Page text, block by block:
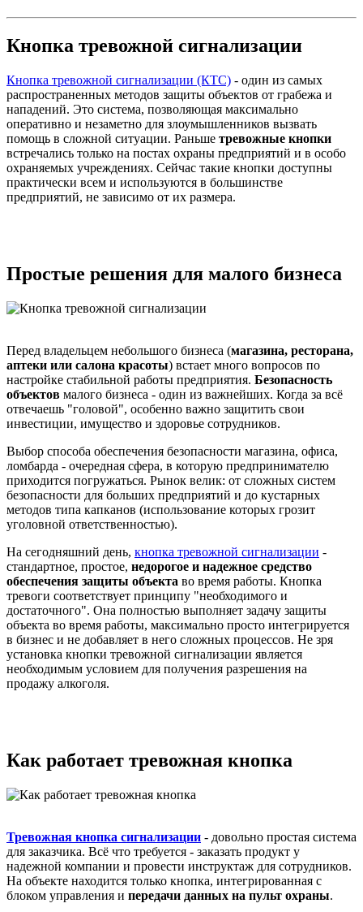
Кнопка тревожной сигнализации
Кнопка тревожной сигнализации (КТС) - один из самых
распространенных методов защиты объектов от грабежа и
нападений. Это система, позволяющая максимально
оперативно и незаметно для злоумышленников вызвать
помощь в сложной ситуации. Раньше тревожные кнопки
встречались только на постах охраны предприятий и в особо
охраняемых учреждениях. Сейчас такие кнопки доступны
практически всем и используются в большинстве
предприятий, не зависимо от их размера.
Простые решения для малого бизнеса
Перед владельцем небольшого бизнеса (магазина, ресторана,
аптеки или салона красоты) встает много вопросов по
настройке стабильной работы предприятия. Безопасность
объектов малого бизнеса - один из важнейших. Когда за всё
отвечаешь "головой", особенно важно защитить свои
инвестиции, имущество и здоровье сотрудников.
Выбор способа обеспечения безопасности магазина, офиса,
ломбарда - очередная сфера, в которую предпринимателю
приходится погружаться. Рынок велик: от сложных систем
безопасности для больших предприятий и до кустарных
методов типа капканов (использование которых грозит
уголовной ответственностью).
На сегодняшний день, кнопка тревожной сигнализации -
стандартное, простое, недорогое и надежное средство
обеспечения защиты объекта во время работы. Кнопка
тревоги соответствует принципу "необходимого и
достаточного". Она полностью выполняет задачу защиты
объекта во время работы, максимально просто интегрируется
в бизнес и не добавляет в него сложных процессов. Не зря
установка кнопки тревожной сигнализации является
необходимым условием для получения разрешения на
продажу алкоголя.
Как работает тревожная кнопка
Тревожная кнопка сигнализации - довольно простая система
для заказчика. Всё что требуется - заказать продукт у
надежной компании и провести инструктаж для сотрудников.
На объекте находится только кнопка, интегрированная с
блоком управления и передачи данных на пульт охраны.